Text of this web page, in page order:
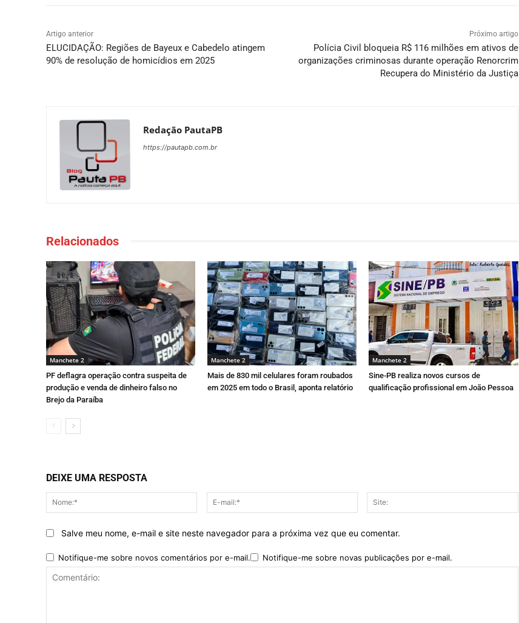
Artigo anterior
ELUCIDAÇÃO: Regiões de Bayeux e Cabedelo atingem
90% de resolução de homicídios em 2025
Próximo artigo
Polícia Civil bloqueia R$ 116 milhões em ativos de
organizações criminosas durante operação Renorcrim
Recupera do Ministério da Justiça
Redação PautaPB
https://pautapb.com.br
Relacionados
Manchete 2
PF deflagra operação contra suspeita de
produção e venda de dinheiro falso no
Brejo da Paraíba
Manchete 2
Mais de 830 mil celulares foram roubados
em 2025 em todo o Brasil, aponta relatório
Manchete 2
Sine-PB realiza novos cursos de
qualificação profissional em João Pessoa
DEIXE UMA RESPOSTA
Nome:*
mail:*
Salve meu nome, e-mail e site neste navegador para a próxima vez que eu comentar.
Notifique-me sobre novos comentários por e-mail. Notifique-me sobre novas publicações por e-mail.